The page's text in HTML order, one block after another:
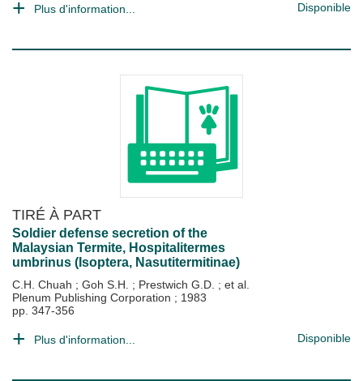
Plus d'information... Disponible
TIRÉ À PART
Soldier defense secretion of the
Malaysian Termite, Hospitalitermes
umbrinus (Isoptera, Nasutitermitinae)
C.H. Chuah ; Goh S.H. ; Prestwich G.D. ; et al.
Plenum Publishing Corporation ; 1983
pp. 347-356
Plus d'information... Disponible